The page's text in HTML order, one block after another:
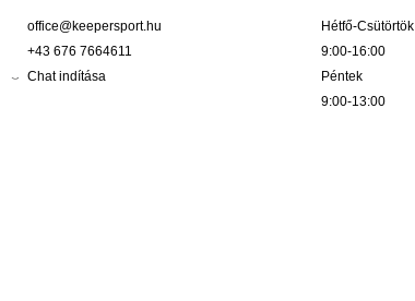
office@keepersport.hu
+43 676 7664611
Chat indítása
Hétfő-Csütörtök
9:00-16:00
Péntek
9:00-13:00